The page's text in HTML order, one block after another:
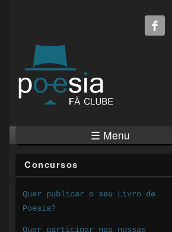
☰ Menu
Concursos
Quer publicar o seu Livro de
Poesia?
Quer participar nas nossas